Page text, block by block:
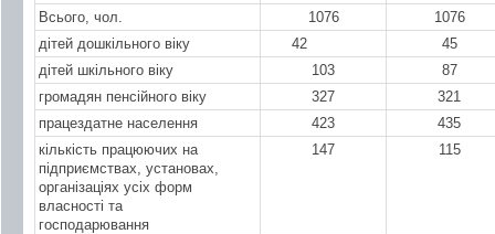
Всього, чол.
1076
1076
дітей дошкільного віку
42
45
дітей шкільного віку
103
87
громадян пенсійного віку
327
321
працездатне населення
423
435
кількість працюючих на
підприємствах, установах,
організаціях усіх форм
власності та
господарювання
147 115